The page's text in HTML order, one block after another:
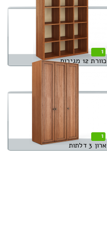
1
כוורת 12 מגירות
1
ארון 3 דלתות